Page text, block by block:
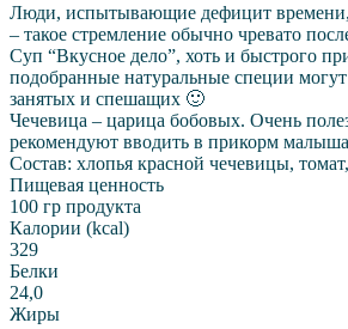
Люди, испытывающие дефицит времени,
– такое стремление обычно чревато
Суп “Вкусное дело”, хоть и быстрого
подобранные натуральные специи
занятых и спешащих 🙂
Чечевица – царица бобовых. Очень
рекомендуют вводить в прикорм
Состав: хлопья красной чечевицы,
Пищевая ценность
100 гр продукта
Калории (kcal)
329
Белки
24,0
Жиры